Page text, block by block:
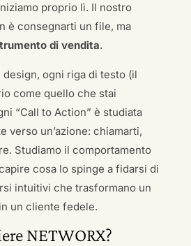
proprio lì. Il nostro
è consegnarti un file, ma
di vendita.
ogni riga di testo (il
come quello che stai
“Call to Action” è studiata
verso un’azione: chiamarti,
Studiamo il comportamento
cosa lo spinge a fidarsi di
intuitivi che trasformano un
un cliente fedele.
NETWORX?